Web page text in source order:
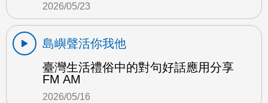
2026/05/23
島嶼聲活你我他
臺灣生活禮俗中的對句好話應用分享
FM AM
2026/05/16